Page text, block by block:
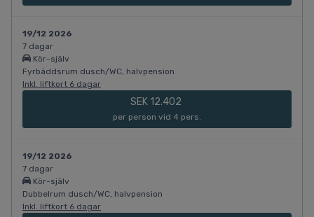
19/12 2026
7 dagar
Kör-själv
Fyrbäddsrum dusch/WC, halvpension
Inkl. liftkort 6 dagar
SEK 12.402
per person vid 4 pers.
19/12 2026
7 dagar
Kör-själv
Dubbelrum dusch/WC, halvpension
Inkl. liftkort 6 dagar